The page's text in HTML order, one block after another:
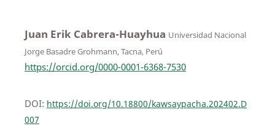
Juan Erik Cabrera-Huayhua Universidad Nacional
Jorge Basadre Grohmann, Tacna, Perú
https://orcid.org/0000-0001-6368-7530
DOI: https://doi.org/10.18800/kawsaypacha.202402.D
007